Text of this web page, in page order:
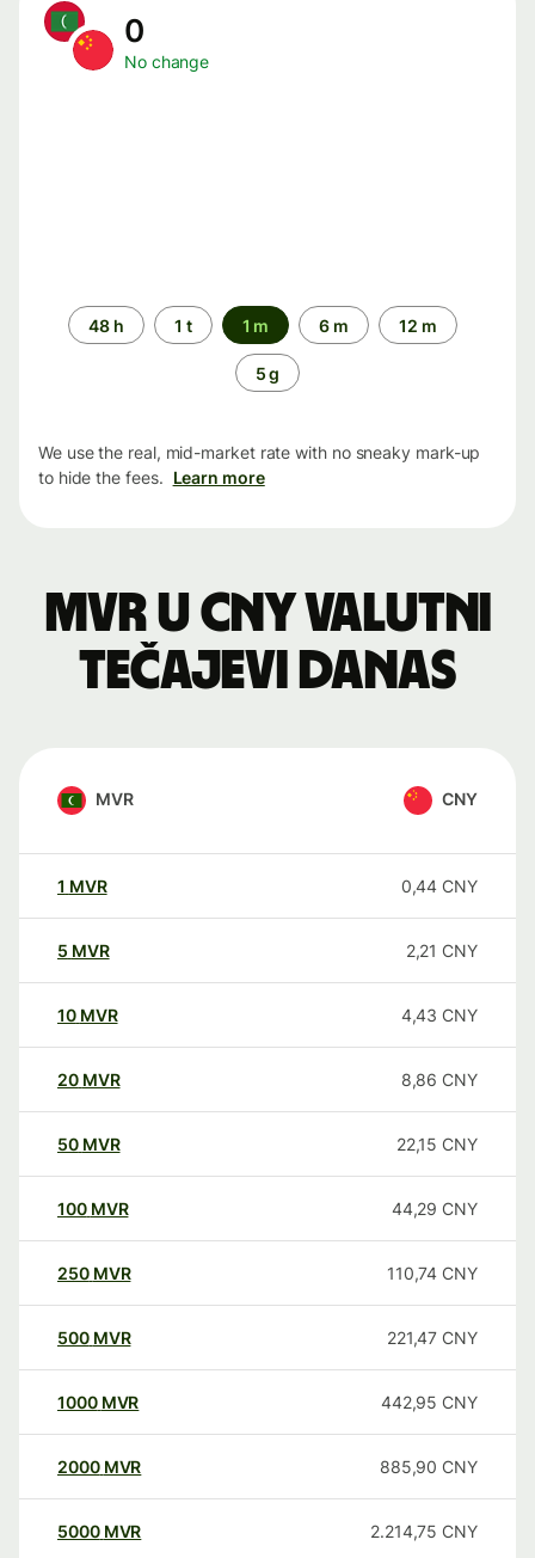
0
No change
Time
period
48 h 1 t 1 m 6 m 12 m
5 g
We use the real, mid-market rate with no sneaky mark-up
to hide the fees. Learn more
MVR u CNY valutni
tečajevi danas
MVR CNY
1 MVR 0,44 CNY
5 MVR 2,21 CNY
10 MVR 4,43 CNY
20 MVR 8,86 CNY
50 MVR 22,15 CNY
100 MVR 44,29 CNY
250 MVR 110,74 CNY
500 MVR 221,47 CNY
1000 MVR 442,95 CNY
2000 MVR 885,90 CNY
5000 MVR 2.214,75 CNY